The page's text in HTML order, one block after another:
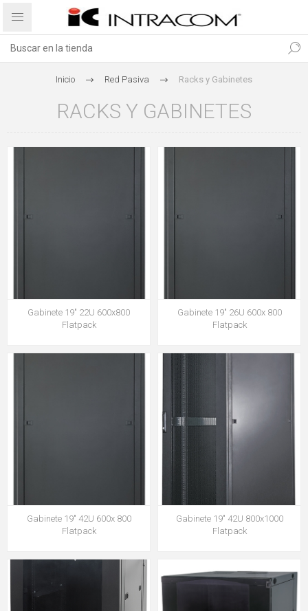
Inicio Red Pasiva Racks y Gabinetes
RACKS Y GABINETES
Gabinete 19" 22U 600x800
Flatpack
Gabinete 19" 26U 600x 800
Flatpack
Gabinete 19" 42U 600x 800
Flatpack
Gabinete 19" 42U 800x1000
Flatpack